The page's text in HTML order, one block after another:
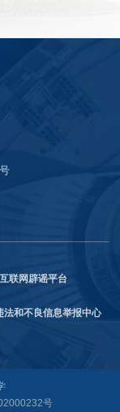
联网辟谣平台
法和不良信息举报中心
号